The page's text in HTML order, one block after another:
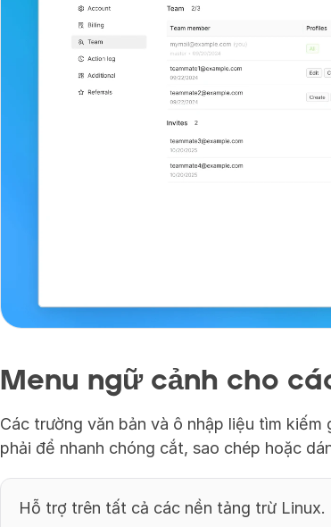
Menu ngữ cảnh cho
Các trường văn bản và ô nhập liệu tìm
phải để nhanh chóng cắt, sao chép hoặc
Hỗ trợ trên tất cả các nền tảng trừ Linux.